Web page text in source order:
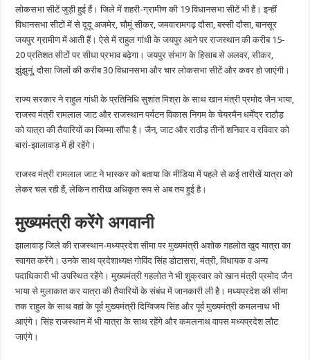
लोकसभा सीटें जुड़ी हुई हैं। जिले में शहरी-ग्रामीण की 19 विधानसभा सीटें भी हैं। इन्हीं
विधानसभा सीटों में से दूदू अजमेर, चौमूं सीकर, जमवारामगढ़ दौसा, बस्सी दौसा, बानसूर
जयपुर ग्रामीण में आती हैं। ऐसे में राहुल गांधी के जयपुर आने पर राजस्थान की करीब 15-
20 प्रतिशत सीटों पर सीधा प्रभाव बढ़ेगा। जयपुर संभाग के हिसाब से अलवर, सीकर,
झुंझुनूं, दौसा जिलों की करीब 30 विधानसभा और चार लोकसभा सीटें और कवर हो जाएंगी।
राज्य सरकार ने राहुल गांधी के प्रतिनिधि सुशांत मिश्रा के साथ खान मंत्री प्रमोद जैन भाया,
राजस्व मंत्री रामलाल जाट और राजस्थान पर्यटन विकास निगम के चेयरमैन धर्मेंद्र राठौड़
को यात्रा की तैयारियाें का जिम्मा सौंपा है। जैन, जाट और राठौड़ तीनों शनिवार व रविवार को
बारां-झालावाड़ में ही रहेंगे।
राजस्व मंत्री रामलाल जाट ने भास्कर को बताया कि मीडिया में पहले से कई तारीखें यात्रा को
लेकर चल रही हैं, लेकिन तारीख अधिकृत रूप से अब तय हुई है।
मुख्यमंत्री करेंगे अगवानी
झालावाड़ जिले की राजस्थान-मध्यप्रदेश सीमा पर मुख्यमंत्री अशोक गहलोत खुद यात्रा का
स्वागत करेंगे। उनके साथ प्रदेशाध्यक्ष गोविंद सिंह डोटासरा, मंत्री, विधायक व अन्य
पदाधिकारी भी उपस्थित रहेंगे। मुख्यमंत्री गहलोत ने भी शुक्रवार को खान मंत्री प्रमोद जैन
भाया से मुलाकात कर यात्रा की तैयारियों के संबंध में जानकारी ली है। मध्यप्रदेश की सीमा
तक राहुल के साथ वहां के पूर्व मुख्यमंत्री दिग्विजय सिंह और पूर्व मुख्यमंत्री कमलनाथ भी
आएंगे। सिंह राजस्थान में भी यात्रा के साथ रहेंगे और कमलनाथ वापस मध्यप्रदेश लौट
जाएंगे।